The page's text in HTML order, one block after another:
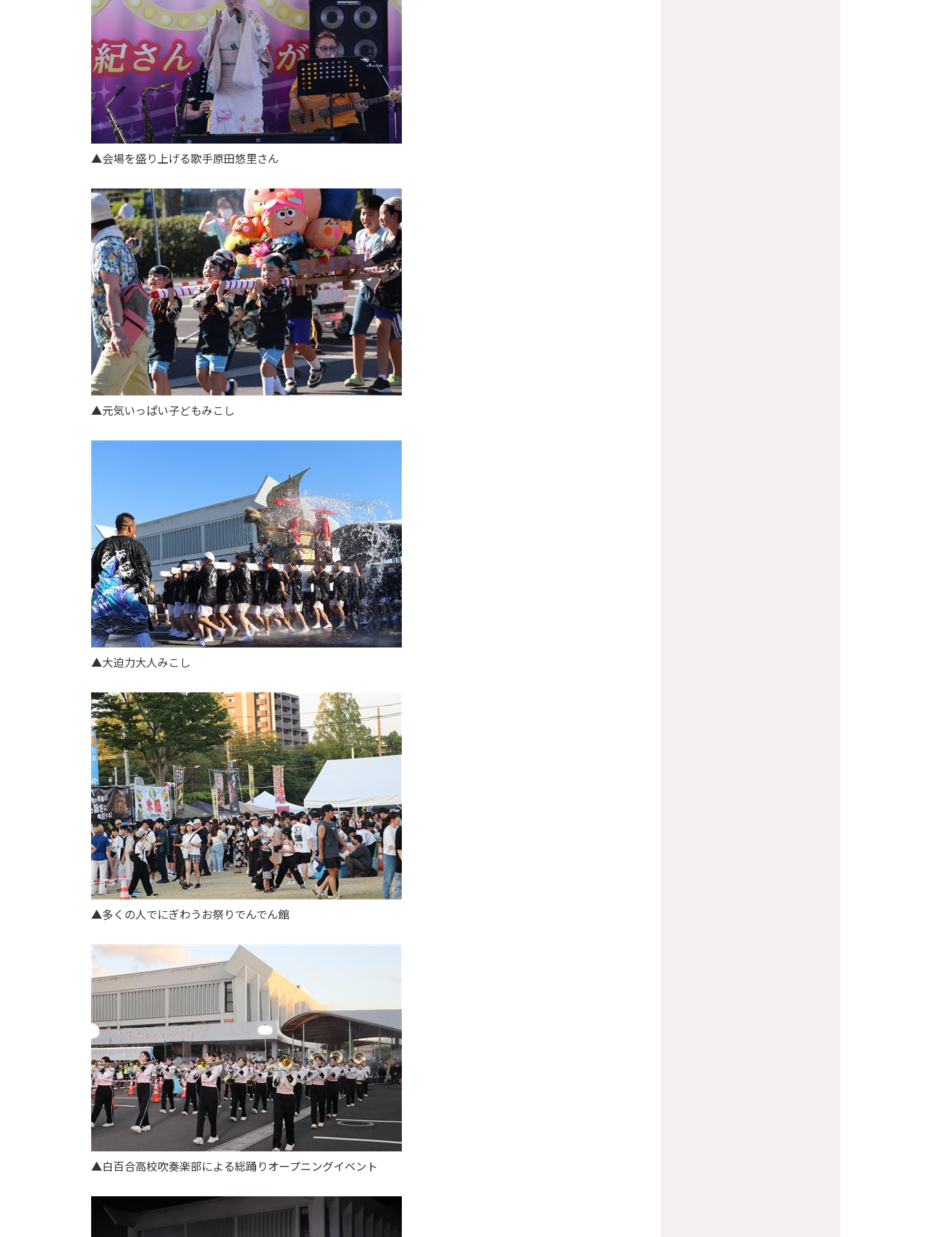
▲会場を盛り上げる歌手原田悠里さん
▲元気いっぱい子どもみこし
▲大迫力大人みこし
▲多くの人でにぎわうお祭りでんでん館
▲白百合高校吹奏楽部による総踊りオープニングイベント